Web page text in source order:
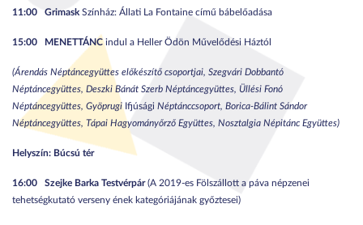
11:00 Grimask Színház: Állati La Fontaine című bábelőadása
15:00 MENETTÁNCindul a Heller Ödön Művelődési Háztól
(Árendás Néptáncegyüttes előkészítő csoportjai, Szegvári Dobbantó
Néptáncegyüttes, Deszki Bánát Szerb Néptáncegyüttes, Üllési Fonó
Néptáncegyüttes, Gyöprugi Ifjúsági Néptánccsoport, Borica-Bálint Sándor
Néptáncegyüttes, Tápai Hagyományőrző Együttes, Nosztalgia Népitánc Együttes)
Helyszín: Búcsú tér
16:00 Szejke Barka Testvérpár(A 2019-es Fölszállott a páva népzenei
tehetségkutató verseny ének kategóriájának győztesei)